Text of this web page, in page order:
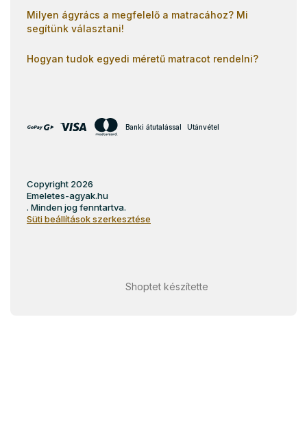
Milyen ágyrács a megfelelő a matracához? Mi
segítünk választani!
Hogyan tudok egyedi méretű matracot rendelni?
Banki átutalással Utánvétel
Shoptet készítette
Copyright 2026
Emeletes-agyak.hu
. Minden jog fenntartva.
Süti beállítások szerkesztése